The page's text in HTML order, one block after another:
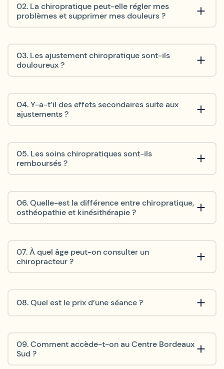
02. La chiropratique peut-elle régler mes
problèmes et supprimer mes douleurs ?
03. Les ajustement chiropratique sont-ils
douloureux ?
04. Y-a-t’il des effets secondaires suite aux
ajustements ?
05. Les soins chiropratiques sont-ils
remboursés ?
06. Quelle-est la différence entre chiropratique,
osthéopathie et kinésithérapie ?
07. À quel âge peut-on consulter un
chiropracteur ?
08. Quel est le prix d’une séance ?
09. Comment accède-t-on au Centre Bordeaux
Sud ?